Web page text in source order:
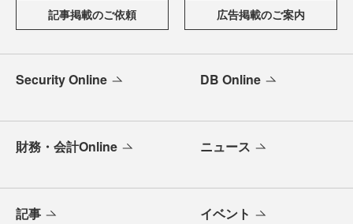
記事掲載のご依頼 広告掲載のご案内
Security Online DB Online
財務・会計Online ニュース
記事 イベント